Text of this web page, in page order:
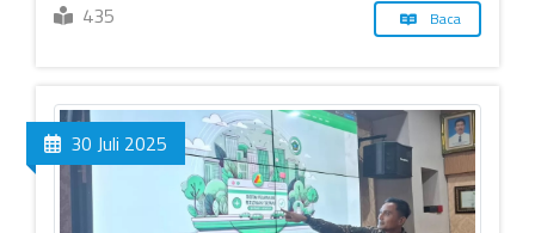
435 Baca
30 Juli 2025